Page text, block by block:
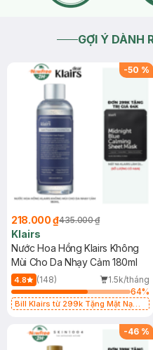
GỢI Ý DÀNH
-50 %
218.000 ₫435.000 ₫
Klairs
Nước Hoa Hồng Klairs Không
Mùi Cho Da Nhạy Cảm 180ml
4.8 (148)
1.5k/tháng
64%
Bill Klairs từ 299k Tặng Mặt Nạ
25ml (SL Có Hạn)
-46 %